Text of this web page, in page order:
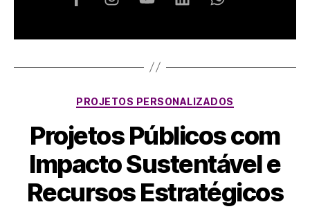
PROJETOS PERSONALIZADOS
Projetos Públicos com
Impacto Sustentável e
Recursos Estratégicos